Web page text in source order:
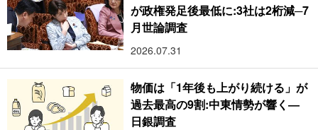
が政権発足後最低に:3社は2桁減─7
月世論調査
2026.07.31
物価は「1年後も上がり続ける」が
過去最高の9割:中東情勢が響く―
日銀調査